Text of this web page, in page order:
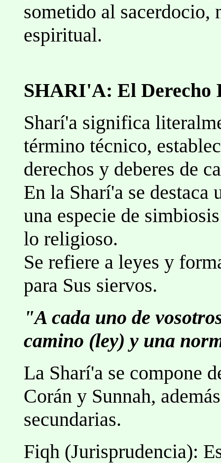
sometido al sacerdocio,
espiritual.
SHARI'A: El Derecho
Sharí'a significa
término técnico,
derechos y deberes de
En la Sharí'a se
una especie de
lo religioso.
Se refiere a leyes y
para Sus siervos.
"A cada uno de
camino (ley) y una
La Sharí'a se compone
Corán y Sunnah,
secundarias.
Fiqh (Jurisprudencia):